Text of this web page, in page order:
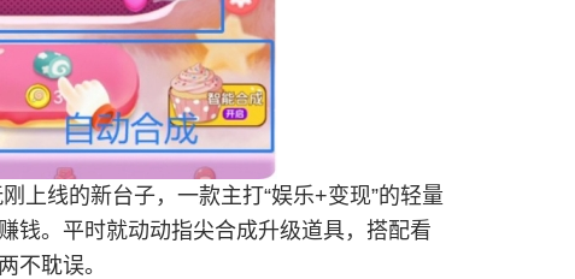
上线的新台子，一款主打“娱乐+变现”的轻量
钱。平时就动动指尖合成升级道具，搭配看
不耽误。